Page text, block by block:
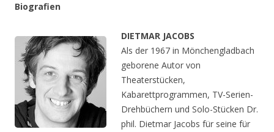
Biografien
DIETMAR JACOBS
Als der 1967 in Mönchengladbach
geborene Autor von
Theaterstücken,
Kabarettprogrammen, TV-Serien-
Drehbüchern und Solo-Stücken Dr.
phil. Dietmar Jacobs für seine für